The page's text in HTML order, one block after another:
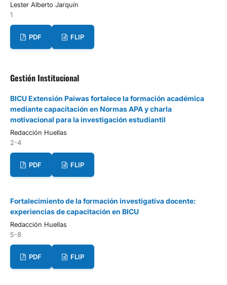
Lester Alberto Jarquín
1
PDF FLIP
Gestión Institucional
BICU Extensión Paiwas fortalece la formación académica
mediante capacitación en Normas APA y charla
motivacional para la investigación estudiantil
Redacción Huellas
2-4
PDF FLIP
Fortalecimiento de la formación investigativa docente:
experiencias de capacitación en BICU
Redacción Huellas
5-8
PDF FLIP